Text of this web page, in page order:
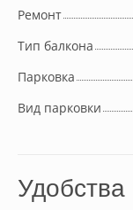
Ремонт
Тип балкона
Парковка
Вид парковки
Удобства